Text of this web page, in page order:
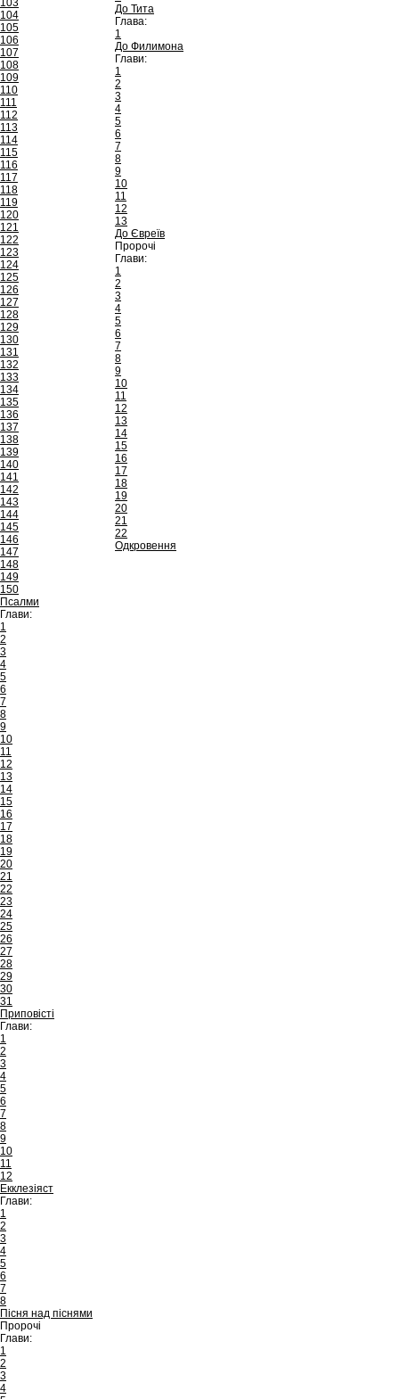
103
104
105
106
107
108
109
110
111
112
113
114
115
116
117
118
119
120
121
122
123
124
125
126
127
128
129
130
131
132
133
134
135
136
137
138
139
140
141
142
143
144
145
146
147
148
149
150
Псалми
Глави:
1
2
3
4
5
6
7
8
9
10
11
12
13
14
15
16
17
18
19
20
21
22
23
24
25
26
27
28
29
30
31
Приповісті
Глави:
1
2
3
4
5
6
7
8
9
10
11
12
Екклезіяст
Глави:
1
2
3
4
5
6
7
8
Пісня над піснями
Пророчі
Глави:
1
2
3
4
До Тита
Глава:
1
До Филимона
Глави:
1
2
3
4
5
6
7
8
9
10
11
12
13
До Євреїв
Пророчі
Глави:
1
2
3
4
5
6
7
8
9
10
11
12
13
14
15
16
17
18
19
20
21
22
Одкровення